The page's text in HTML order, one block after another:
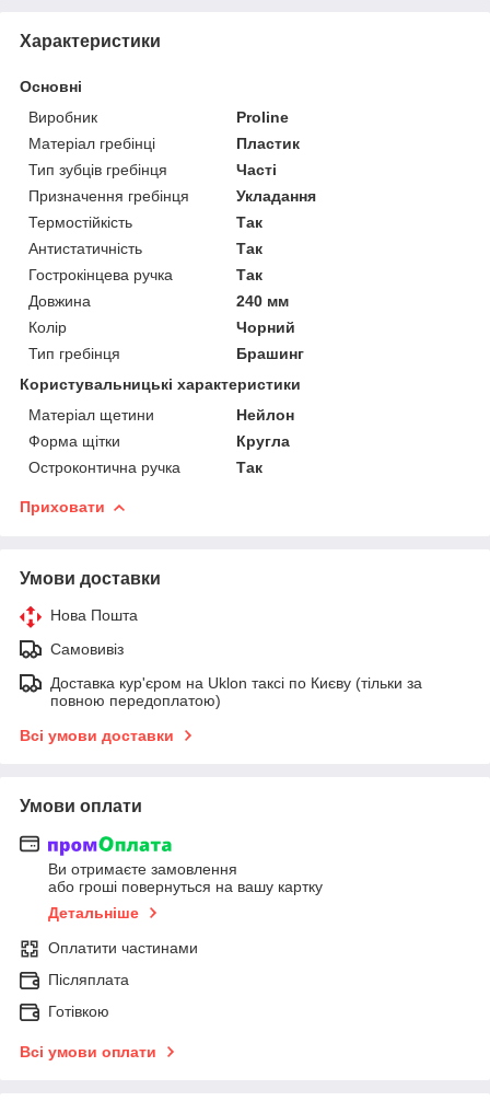
Характеристики
Основні
Виробник
Proline
Матеріал гребінці
Пластик
Тип зубців гребінця
Часті
Призначення гребінця
Укладання
Термостійкість
Так
Антистатичність
Так
Гострокінцева ручка
Так
Довжина
240 мм
Колір
Чорний
Тип гребінця
Брашинг
Користувальницькі характеристики
Матеріал щетини
Нейлон
Форма щітки
Кругла
Остроконтична ручка
Так
Приховати
Умови доставки
Нова Пошта
Самовивіз
Доставка кур'єром на Uklon таксі по Києву (тільки за
повною передоплатою)
Всі умови доставки
Умови оплати
Ви отримаєте замовлення
або гроші повернуться на вашу картку
Детальніше
Оплатити частинами
Післяплата
Готівкою
Всі умови оплати